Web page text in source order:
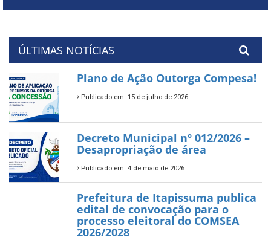
ÚLTIMAS NOTÍCIAS
Plano de Ação Outorga Compesa!
Publicado em: 15 de julho de 2026
Decreto Municipal nº 012/2026 –
Desapropriação de área
Publicado em: 4 de maio de 2026
Prefeitura de Itapissuma publica
edital de convocação para o
processo eleitoral do COMSEA
2026/2028